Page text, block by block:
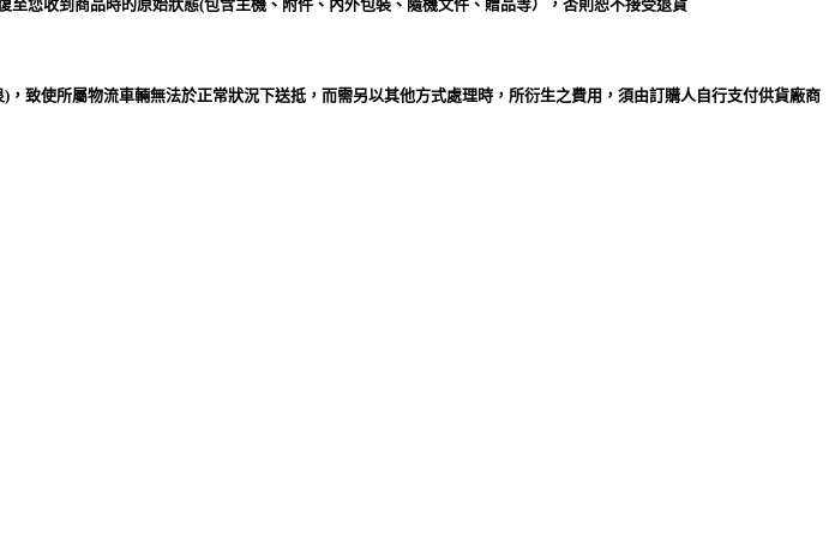
您收到商品時的原始狀態(包含主機、附件、內外包裝、隨機文件、贈品等），否則恕不接受退貨
致使所屬物流車輛無法於正常狀況下送抵，而需另以其他方式處理時，所衍生之費用，須由訂購人自行支付供貨廠商